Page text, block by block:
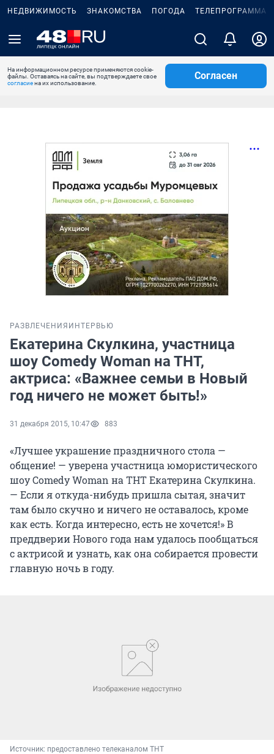
НЕДВИЖИМОСТЬ ЗНАКОМСТВА ПОГОДА ТЕЛЕПРОГРАММА
На информационном ресурсе применяются cookie-
файлы. Оставаясь на сайте, вы подтверждаете свое
согласиена их использование.
Согласен
РАЗВЛЕЧЕНИЯ ИНТЕРВЬЮ
Екатерина Скулкина, участница
шоу Comedy Woman на ТНТ,
актриса: «Важнее семьи в Новый
год ничего не может быть!»
31 декабря 2015, 10:47 883
«Лучшее украшение праздничного стола —
общение! — уверена участница юмористического
шоу Comedy Woman на ТНТ Екатерина Скулкина.
— Если я откуда-нибудь пришла сытая, значит
там было скучно и ничего не оставалось, кроме
как есть. Когда интересно, есть не хочется!» В
преддверии Нового года нам удалось пообщаться
с актрисой и узнать, как она собирается провести
главную ночь в году.
Источник: предоставлено телеканалом ТНТ